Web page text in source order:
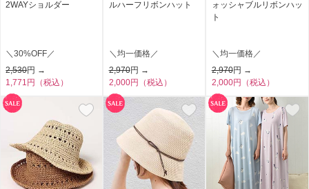
2WAYショルダー
＼30%OFF／
2,530円 →
1,771円（税込）
ルハーフリボンハット
＼均一価格／
2,970円 →
2,000円（税込）
ォッシャブルリボンハッ
ト
＼均一価格／
2,970円 →
2,000円（税込）